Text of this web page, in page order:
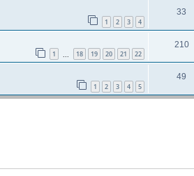
1 2 3 4
33
1 18 19 20 21 22
210
1 2 3 4 5
49